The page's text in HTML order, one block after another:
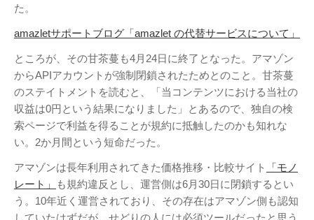
PayPal
WebARENA SuiteX YouTube
カレンダー
キャンペーン キヤノン
ギャラリー グッズ
ンダーバード
ジェリ
ー・アンダーソン
スタイルシート ストリーミン
ブルーレイ プラグ
イン プリンタ プロップレプリカ
ムラタ有子
万年筆 上野毛
二子
た。
amazletサポートブログ「amazlet の代替サービスについて」
ところが、その甘茶蔓も4月24日に終了となった。アマゾン
からAPIアカウントが強制閉鎖されたためとのこと。甘茶蔓
のステイトメントを読むと、「当コンテンツにおける当社の
収益は0円という結果になりました」とあるので、独自の検
索ページで利益を得ることが規約に抵触したのかも知れな
い。2か月間という短命だった。
アマゾンは長年利用されてきた価格推移・比較サイト
「モノ
レート」
も規約違反とし、運営側は6月30日に閉鎖するとい
う。10年近く運営されており、その存在はアマゾン側も認知
していたはずだが。せどりの人には必須ツールだったと思う